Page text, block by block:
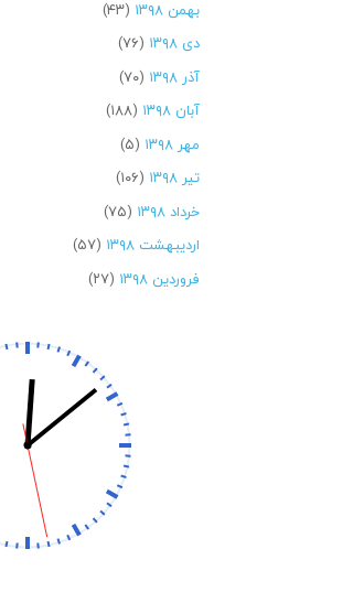
بهمن ۱۳۹۸
(۴۳)
دی ۱۳۹۸
(۷۶)
آذر ۱۳۹۸
(۷۰)
آبان ۱۳۹۸
(۱۸۸)
مهر ۱۳۹۸
(۵)
تیر ۱۳۹۸
(۱۰۶)
خرداد ۱۳۹۸
(۷۵)
اردیبهشت ۱۳۹۸
(۵۷)
فروردین ۱۳۹۸
(۲۷)